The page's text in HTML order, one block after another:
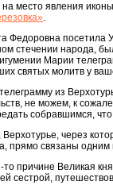
на место явления
.
Федоровна посетила
стечении народа,
Марии
святых молитв у
из
не можем, к
собравшимся,
Верхотурье, через
прямо связаны одним
то причине Великая
сестрой,